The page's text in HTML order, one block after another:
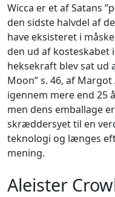
Wicca er et af Satans
den sidste halvdel af
have eksisteret i
den ud af kosteskabet
heksekraft blev sat ud
Moon” s. 46, af
igennem mere end 25
men dens emballage
skræddersyet til en
teknologi og længes
mening.
Aleister